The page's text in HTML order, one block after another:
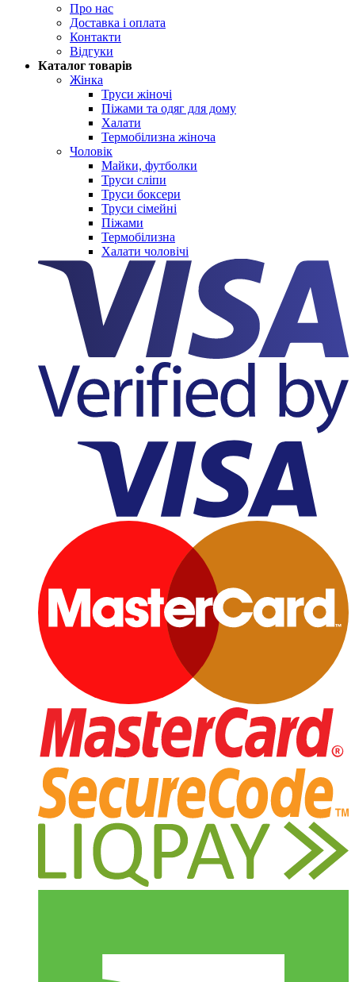
Про нас
Доставка і оплата
Контакти
Відгуки
Каталог товарів
Жінка
Труси жіночі
Піжами та одяг для дому
Халати
Термобілизна жіноча
Чоловік
Майки, футболки
Труси сліпи
Труси боксери
Труси сімейні
Піжами
Термобілизна
Халати чоловічі